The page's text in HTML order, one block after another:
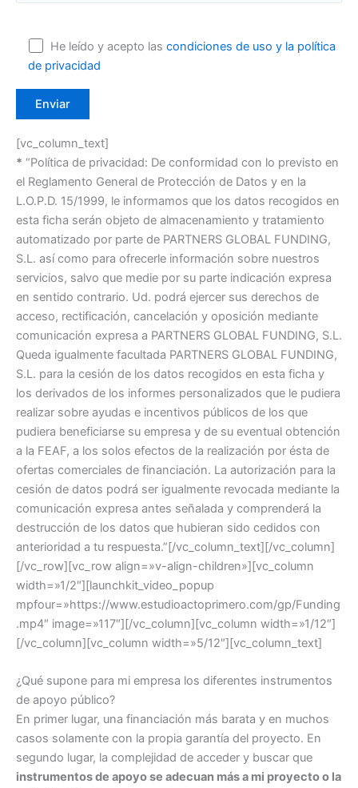
He leído y acepto las condiciones de uso y la política
de privacidad
[vc_column_text]
* “Política de privacidad: De conformidad con lo previsto en
el Reglamento General de Protección de Datos y en la
L.O.P.D. 15/1999, le informamos que los datos recogidos en
esta ficha serán objeto de almacenamiento y tratamiento
automatizado por parte de PARTNERS GLOBAL FUNDING,
S.L. así como para ofrecerle información sobre nuestros
servicios, salvo que medie por su parte indicación expresa
en sentido contrario. Ud. podrá ejercer sus derechos de
acceso, rectificación, cancelación y oposición mediante
comunicación expresa a PARTNERS GLOBAL FUNDING, S.L.
Queda igualmente facultada PARTNERS GLOBAL FUNDING,
S.L. para la cesión de los datos recogidos en esta ficha y
los derivados de los informes personalizados que le pudiera
realizar sobre ayudas e incentivos públicos de los que
pudiera beneficiarse su empresa y de su eventual obtención
a la FEAF, a los solos efectos de la realización por ésta de
ofertas comerciales de financiación. La autorización para la
cesión de datos podrá ser igualmente revocada mediante la
comunicación expresa antes señalada y comprenderá la
destrucción de los datos que hubieran sido cedidos con
anterioridad a tu respuesta.”[/vc_column_text][/vc_column]
[/vc_row][vc_row align=»v-align-children»][vc_column
width=»1/2″][launchkit_video_popup
mpfour=»https://www.estudioactoprimero.com/gp/Funding
.mp4″ image=»117″][/vc_column][vc_column width=»1/12″]
[/vc_column][vc_column width=»5/12″][vc_column_text]
¿Qué supone para mi empresa los diferentes instrumentos
de apoyo público?
En primer lugar, una financiación más barata y en muchos
casos solamente con la propia garantía del proyecto. En
segundo lugar, la complejidad de acceder y buscar que
instrumentos de apoyo se adecuan más a mi proyecto o la